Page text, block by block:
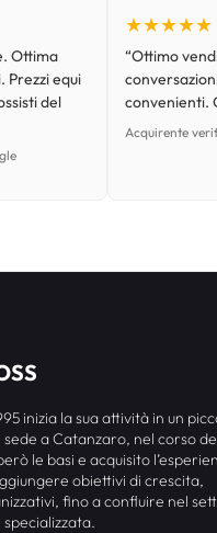
Ottima
Prezzi equi
del
★★★★★
“Ottimo
convenienti.
Acquirente
inizia la sua attività in un
a Catanzaro, nel corso
le basi e acquisito
obiettivi di crescita,
fino a confluire nel